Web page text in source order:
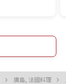
廣島, 法國料理